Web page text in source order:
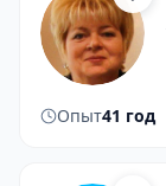
Опыт41 год